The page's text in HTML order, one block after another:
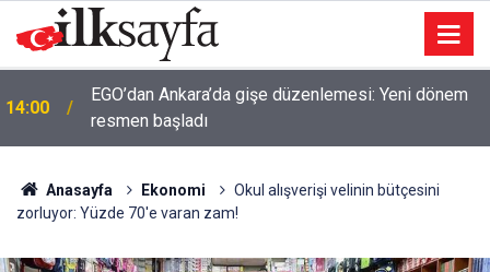
14:00
EGO’dan Ankara’da gişe düzenlemesi: Yeni dönem
resmen başladı
Anasayfa Ekonomi
Okul alışverişi velinin bütçesini
zorluyor: Yüzde 70'e varan zam!